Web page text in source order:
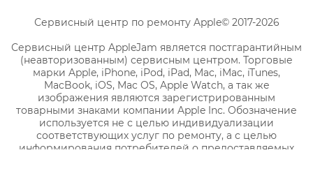
Сервисный центр по ремонту Apple© 2017-2026
Сервисный центр AppleJam является постгарантийным
(неавторизованным) сервисным центром. Торговые
марки Apple, iPhone, iPod, iPad, Mac, iMac, iTunes,
MacBook, iOS, Mac OS, Apple Watch, а так же
изображения являются зарегистрированным
товарными знаками компании Apple Inc. Обозначение
используется не с целью индивидуализации
соответствующих услуг по ремонту, а с целью
информирования потребителей о предоставляемых